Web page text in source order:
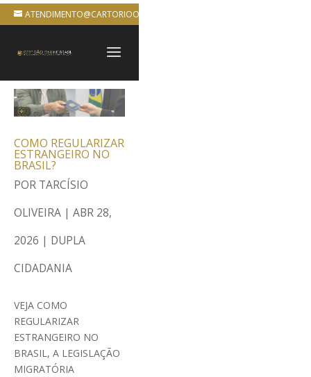
ATENDIMENTO@CARTORIOONLINEBRASIL.COM.BR
COMO REGULARIZAR
ESTRANGEIRO NO
BRASIL?
POR TARCÍSIO
OLIVEIRA | ABR 28,
2026 | DUPLA
CIDADANIA
VEJA COMO
REGULARIZAR
ESTRANGEIRO NO
BRASIL, A LEGISLAÇÃO
MIGRATÓRIA